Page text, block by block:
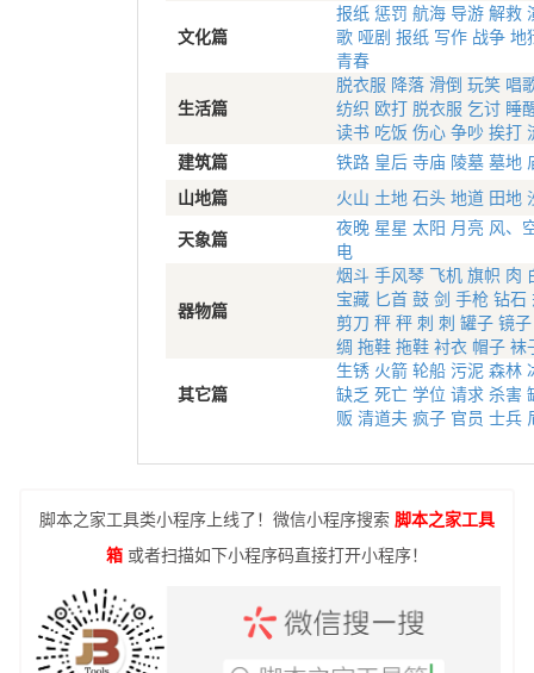
文化篇
报纸 惩罚 航海 导游 解救
歌 哑剧 报纸 写作 战争 地
青春
生活篇
脱衣服 降落 滑倒 玩笑 唱
纺织 欧打 脱衣服 乞讨 睡
读书 吃饭 伤心 争吵 挨打
建筑篇
铁路 皇后 寺庙 陵墓 墓地
山地篇
火山 土地 石头 地道 田地
天象篇
夜晚 星星 太阳 月亮 风、
电
器物篇
烟斗 手风琴 飞机 旗帜 肉
宝藏 匕首 鼓 剑 手枪 钻石
剪刀 秤 秤 刺 刺 罐子 镜子
绸 拖鞋 拖鞋 衬衣 帽子 袜
其它篇
生锈 火箭 轮船 污泥 森林
缺乏 死亡 学位 请求 杀害
贩 清道夫 疯子 官员 士兵
脚本之家工具类小程序上线了！微信小程序搜索 脚本之家工具
箱 或者扫描如下小程序码直接打开小程序！